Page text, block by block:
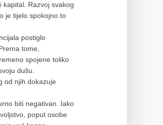
kapital. Razvoj svakog
je tijelo spokojno to
postiglo
tome,
spojene toliko
dušu.
od njih dokazuje
biti negativan. Iako
poput osobe